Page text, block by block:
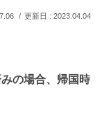
2023.04.04
の場合、帰国時